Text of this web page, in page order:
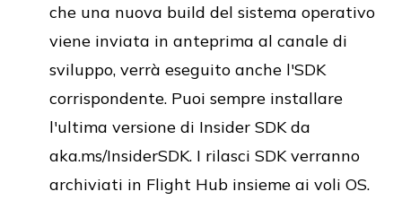
che una nuova build del sistema operativo
viene inviata in anteprima al canale di
sviluppo, verrà eseguito anche l'SDK
corrispondente. Puoi sempre installare
l'ultima versione di Insider SDK da
aka.ms/InsiderSDK. I rilasci SDK verranno
archiviati in Flight Hub insieme ai voli OS.